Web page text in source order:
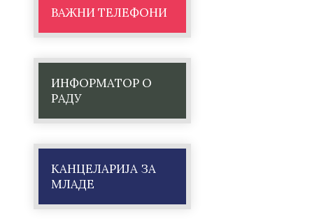
ВАЖНИ ТЕЛЕФОНИ
ИНФОРМАТОР О
РАДУ
КАНЦЕЛАРИЈА ЗА
МЛАДЕ